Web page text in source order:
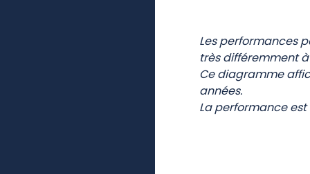
Les performances
très différemment
Ce diagramme
années.
La performance